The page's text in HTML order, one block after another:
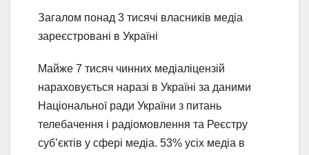
Загалом понад 3 тисячі власників медіа
зареєстровані в Україні
Майже 7 тисяч чинних медіаліцензій
нараховується наразі в Україні за даними
Національної ради України з питань
телебачення і радіомовлення та Реєстру
суб’єктів у сфері медіа. 53% усіх медіа в